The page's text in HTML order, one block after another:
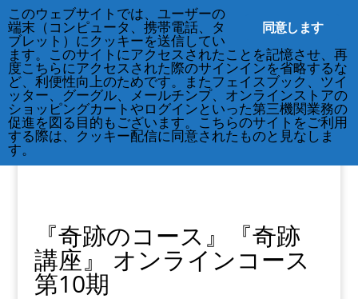
212-677-8621
info@crsny.org
『奇跡のコース』『奇跡
講座』 オンラインコース
第10期
同意します
このウェブサイトでは、ユーザーの
端末（コンピュータ、携帯電話、タ
ブレット）にクッキーを送信してい
ます。このサイトにアクセスされたことを記憶させ、再
度こちらにアクセスされた際のサインインを省略するな
ど、利便性向上のためです。またフェイスブック、ツイ
ッター、グーグル、メールチンプ、オンラインストアの
ショッピングカートやログインといった第三機関業務の
促進を図る目的もございます。こちらのサイトをご利用
する際は、クッキー配信に同意されたものと見なしま
す。